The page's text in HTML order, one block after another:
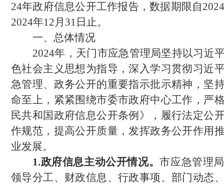
24年政府信息公开工作报告，数据期限 自
2024年12月31日止。
一、总体情况
2024年，天门市应急管理局坚持以习近
色社会主义思想为指导，深入学习贯彻习近
急管理、政务公开的重要指示批示精神，坚
命至上，紧紧围绕市委市政府中心工作，严
民共和国政府信息公开条例》，履行法定公
作规范，提高公开质量，发挥政务公开作用
业发展。
1.政府信息主动公开情况。市应急管理
领导分工、财政信息、行政事项、部门动态